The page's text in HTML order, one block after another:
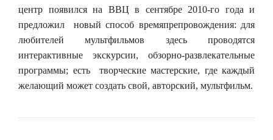
центр появился на ВВЦ в сентябре 2010-го года и
предложил новый способ времяпрепровождения: для
любителей мультфильмов здесь проводятся
интерактивные экскурсии, обзорно-развлекательные
программы; есть творческие мастерские, где каждый
желающий может создать свой, авторский, мультфильм.